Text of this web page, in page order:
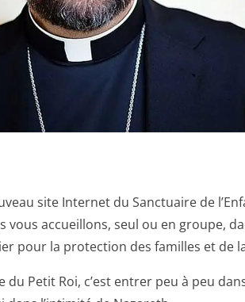
site Internet du Sanctuaire de
vous accueillons, seul ou en groupe,
pour la protection des familles et de
Petit Roi, c’est entrer peu à peu